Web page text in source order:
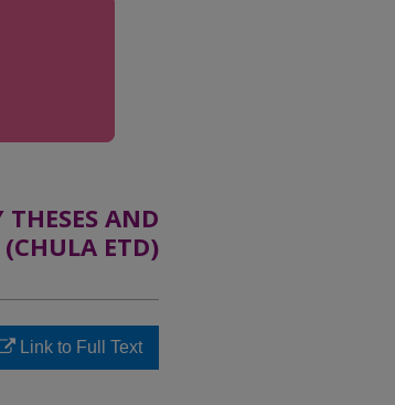
AND
ETD)
Link to Full Text